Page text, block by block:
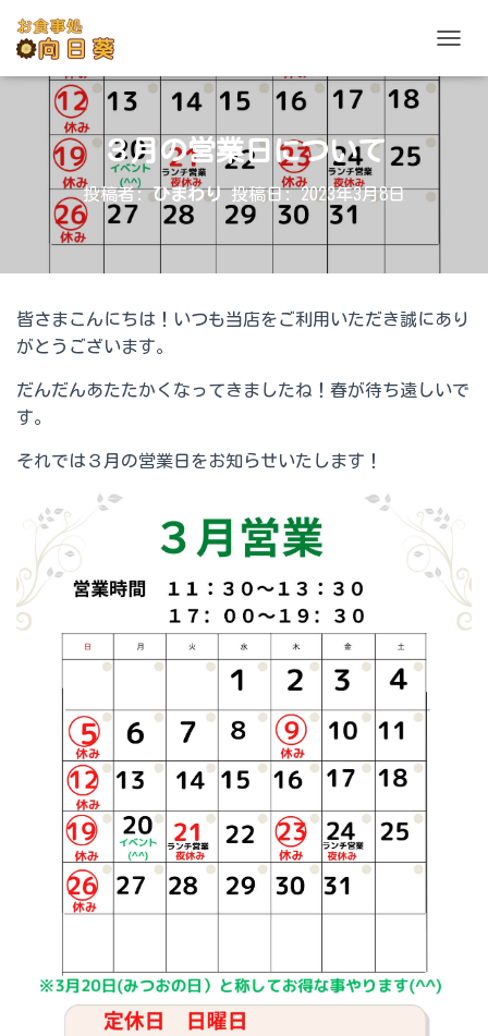
３月の営業日について
投稿者:ひまわり投稿日:2023年3月8日
皆さまこんにちは！いつも当店をご利用いただき誠にあり
がとうございます。
だんだんあたたかくなってきましたね！春が待ち遠しいで
す。
それでは３月の営業日をお知らせいたします！